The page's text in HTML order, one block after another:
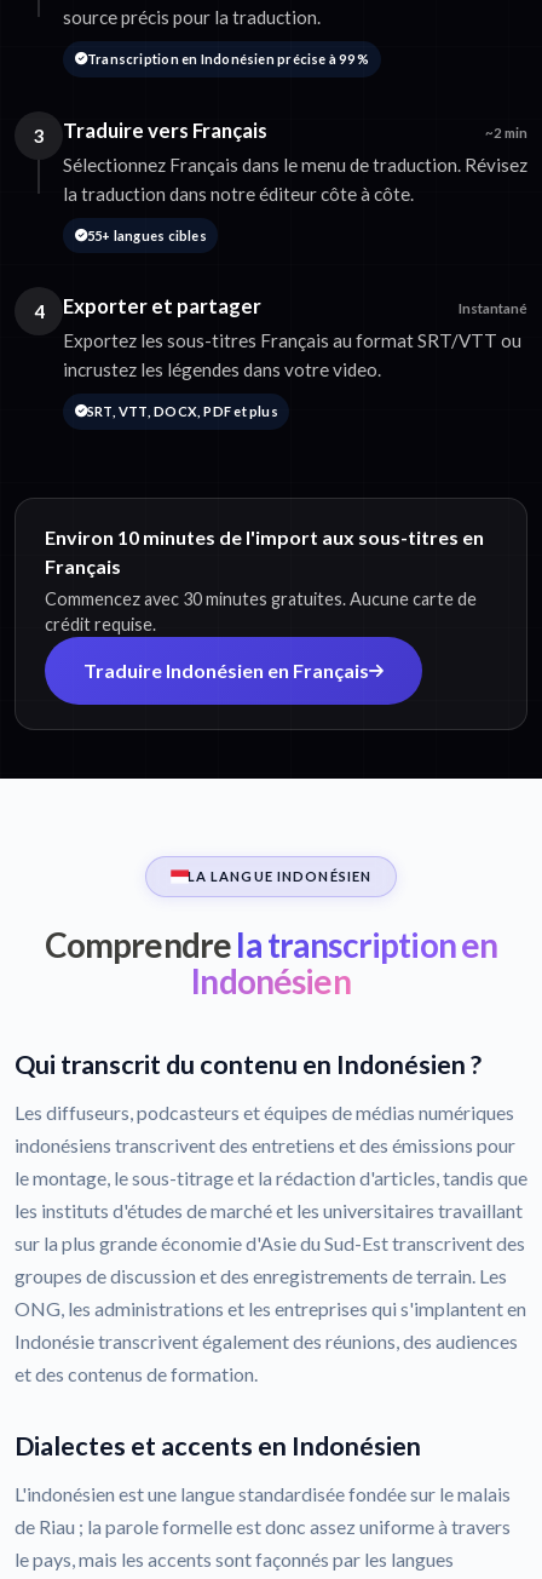
source précis pour la traduction.
Transcription en Indonésien précise à 99 %
3 Traduire vers Français ~2 min
Sélectionnez Français dans le menu de traduction. Révisez
la traduction dans notre éditeur côte à côte.
55+ langues cibles
4 Exporter et partager Instantané
Exportez les sous-titres Français au format SRT/VTT ou
incrustez les légendes dans votre video.
SRT, VTT, DOCX, PDF et plus
Environ 10 minutes de l'import aux sous-titres en
Français
Commencez avec 30 minutes gratuites. Aucune carte de
crédit requise.
Traduire Indonésien en Français
LA LANGUE INDONÉSIEN
Comprendrela transcription en
Indonésien
Qui transcrit du contenu en Indonésien ?
Les diffuseurs, podcasteurs et équipes de médias numériques
indonésiens transcrivent des entretiens et des émissions pour
le montage, le sous-titrage et la rédaction d'articles, tandis que
les instituts d'études de marché et les universitaires travaillant
sur la plus grande économie d'Asie du Sud-Est transcrivent des
groupes de discussion et des enregistrements de terrain. Les
ONG, les administrations et les entreprises qui s'implantent en
Indonésie transcrivent également des réunions, des audiences
et des contenus de formation.
Dialectes et accents en Indonésien
L'indonésien est une langue standardisée fondée sur le malais
de Riau ; la parole formelle est donc assez uniforme à travers
le pays, mais les accents sont façonnés par les langues